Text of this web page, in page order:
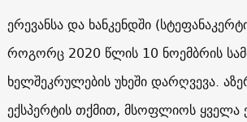
ერევანსა და ხანკენდში
როგორც 2020 წლის 10 ნოემბრის
ხელშეკრულების უხეში დარღვევა.
ექსპერტის თქმით, მსოფლიოს ყველა